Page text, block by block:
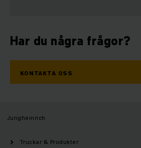
Har du några frågor?
KONTAKTA OSS
Jungheinrich
Truckar & Produkter